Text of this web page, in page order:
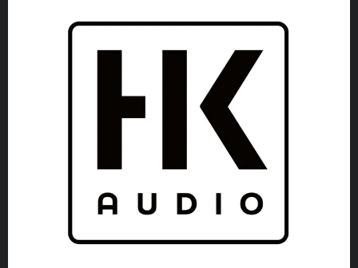
NYHETER